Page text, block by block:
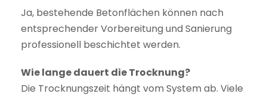
Ja, bestehende Betonflächen können nach
entsprechender Vorbereitung und Sanierung
professionell beschichtet werden.
Wie lange dauert die Trocknung?
Die Trocknungszeit hängt vom System ab. Viele